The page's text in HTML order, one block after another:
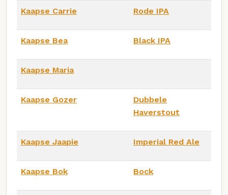
Kaapse Carrie Rode IPA
Kaapse Bea Black IPA
Kaapse Maria
Kaapse Gozer
Dubbele
Haverstout
Kaapse Jaapie Imperial Red Ale
Kaapse Bok Bock